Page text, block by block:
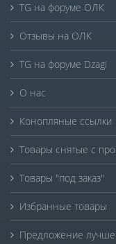
TG на форуме ОЛК
Отзывы на ОЛК
TG на форуме Dzagi
О нас
Конопляные ссылки
Товары снятые с
Товары "под заказ"
Избранные товары
Предложение